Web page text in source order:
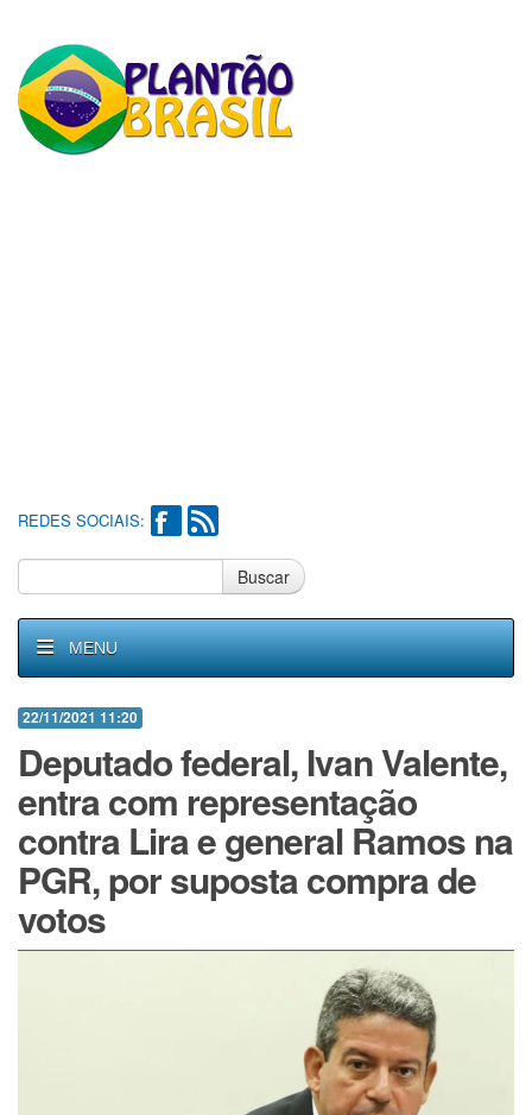
REDES SOCIAIS:
Buscar
MENU
22/11/2021 11:20
Deputado federal, Ivan Valente,
entra com representação
contra Lira e general Ramos na
PGR, por suposta compra de
votos